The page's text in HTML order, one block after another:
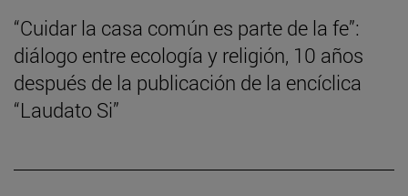
“Cuidar la casa común es parte de la fe”:
diálogo entre ecología y religión, 10 años
después de la publicación de la encíclica
“Laudato Si”